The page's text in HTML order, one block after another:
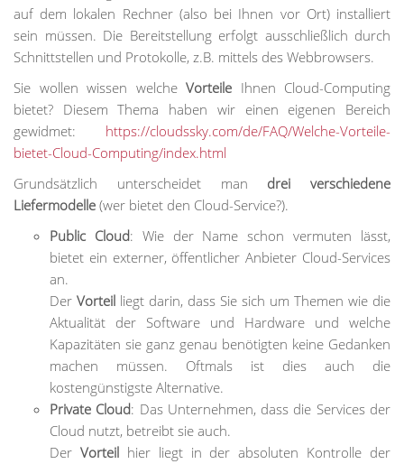
auf dem lokalen Rechner (also bei Ihnen vor Ort) installiert
sein müssen. Die Bereitstellung erfolgt ausschließlich durch
Schnittstellen und Protokolle, z.B. mittels des Webbrowsers.
Sie wollen wissen welche Vorteile Ihnen Cloud-Computing
bietet? Diesem Thema haben wir einen eigenen Bereich
gewidmet: https://cloudssky.com/de/FAQ/Welche-Vorteile-
bietet-Cloud-Computing/index.html
Grundsätzlich unterscheidet man drei verschiedene
Liefermodelle (wer bietet den Cloud-Service?).
Public Cloud: Wie der Name schon vermuten lässt,
bietet ein externer, öffentlicher Anbieter Cloud-Services
an.
Der Vorteil liegt darin, dass Sie sich um Themen wie die
Aktualität der Software und Hardware und welche
Kapazitäten sie ganz genau benötigten keine Gedanken
machen müssen. Oftmals ist dies auch die
kostengünstigste Alternative.
Private Cloud: Das Unternehmen, dass die Services der
Cloud nutzt, betreibt sie auch.
Der Vorteilhier liegt in der absoluten Kontrolle der